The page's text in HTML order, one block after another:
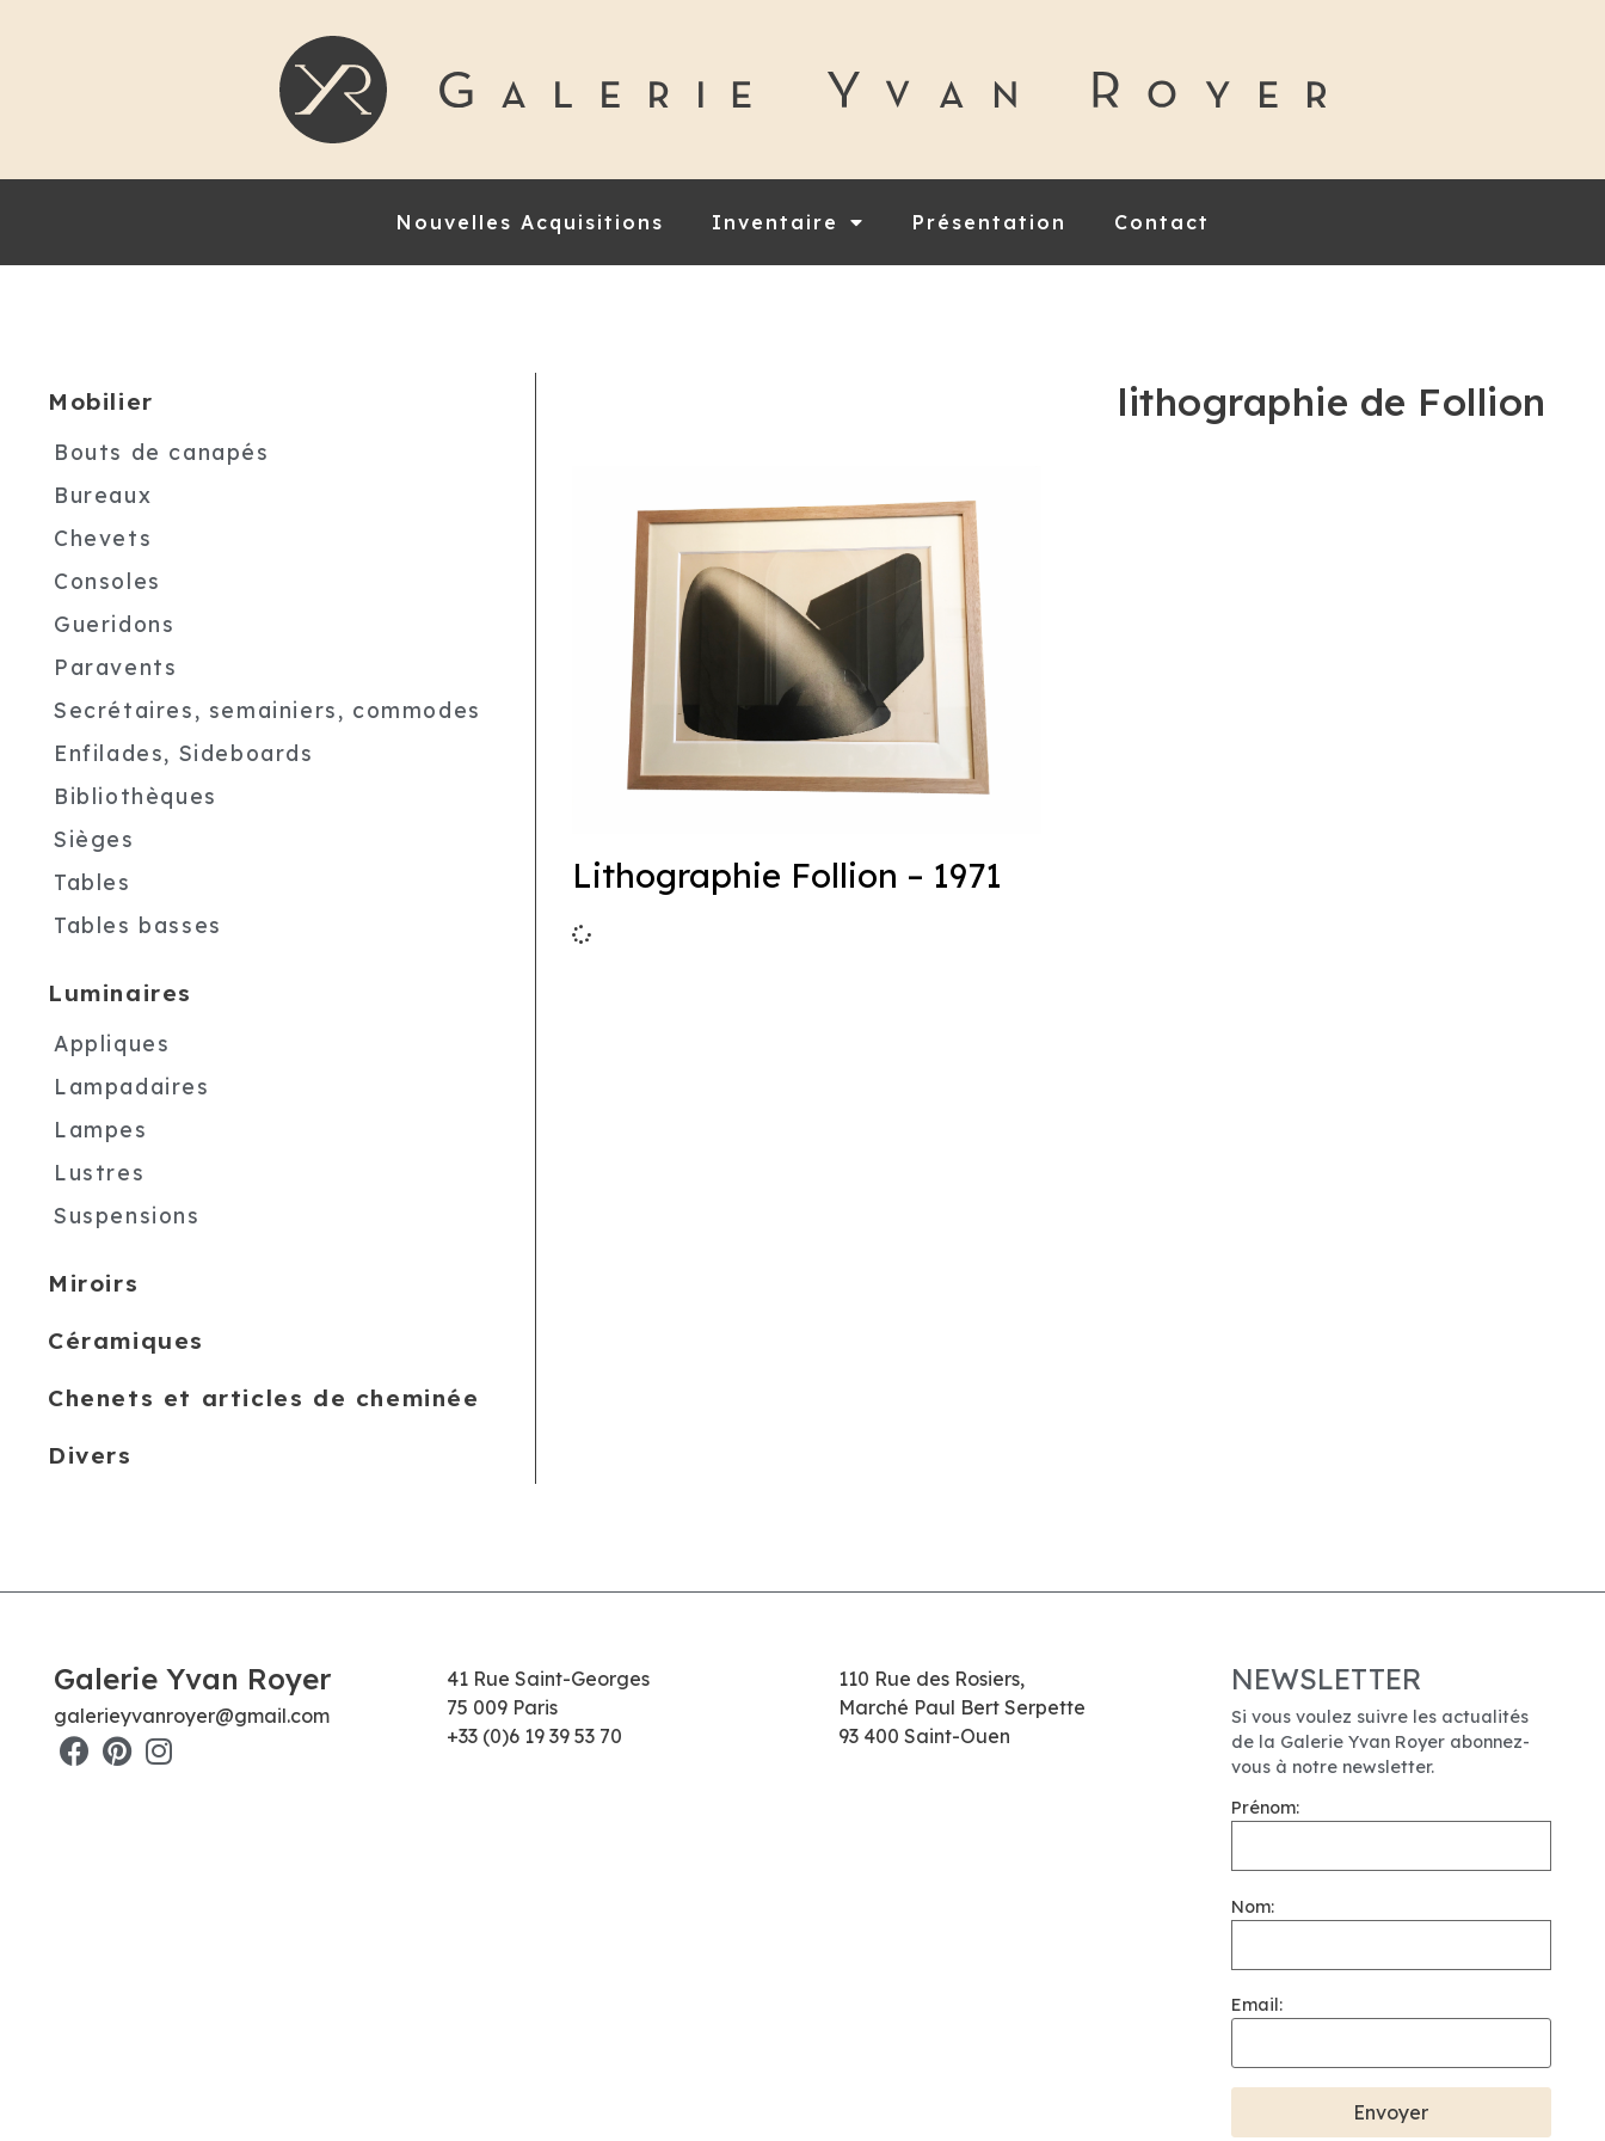
Nouvelles Acquisitions Inventaire Présentation Contact
Mobilier
Bouts de canapés
Bureaux
Chevets
Consoles
Gueridons
Paravents
Secrétaires, semainiers, commodes
Enfilades, Sideboards
Bibliothèques
Sièges
Tables
Tables basses
Luminaires
Appliques
Lampadaires
Lampes
Lustres
Suspensions
Miroirs
Céramiques
Chenets et articles de cheminée
Divers
lithographie de Follion
Lithographie Follion – 1971
Galerie Yvan Royer
galerieyvanroyer@gmail.com
41 Rue Saint-Georges
75 009 Paris
+33 (0)6 19 39 53 70
110 Rue des Rosiers,
Marché Paul Bert Serpette
93 400 Saint-Ouen
NEWSLETTER
Si vous voulez suivre les actualités
de la Galerie Yvan Royer abonnez-
vous à notre newsletter.
Prénom:
Nom:
Email: